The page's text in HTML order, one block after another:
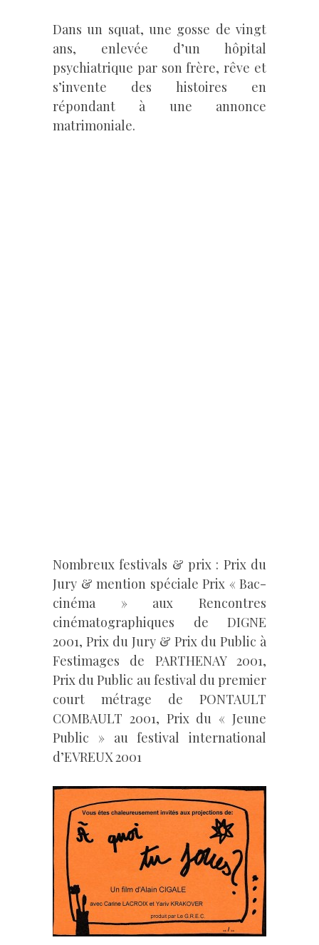
Dans un squat, une gosse de vingt
ans, enlevée d’un hôpital
psychiatrique par son frère, rêve et
s’invente des histoires en
répondant à une annonce
matrimoniale.
Nombreux festivals & prix : Prix du
Jury & mention spéciale Prix « Bac-
cinéma » aux Rencontres
cinématographiques de DIGNE
2001, Prix du Jury & Prix du Public à
Festimages de PARTHENAY 2001,
Prix du Public au festival du premier
court métrage de PONTAULT
COMBAULT 2001, Prix du « Jeune
Public » au festival international
d’EVREUX 2001